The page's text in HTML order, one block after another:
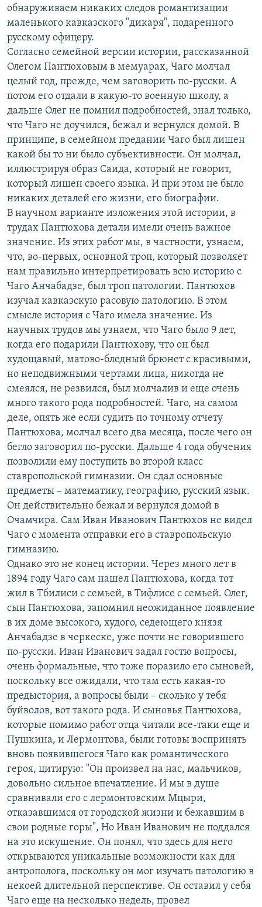
обнаруживаем никаких следов романтизации
маленького кавказского "дикаря", подаренного
русскому офицеру.
Согласно семейной версии истории, рассказанной
Олегом Пантюховым в мемуарах, Чаго молчал
целый год, прежде, чем заговорить по-русски. А
потом его отдали в какую-то военную школу, а
дальше Олег не помнил подробностей, знал только,
что Чаго не доучился, бежал и вернулся домой. В
принципе, в семейном предании Чаго был лишен
какой бы то ни было субъективности. Он молчал,
иллюстрируя образ Саида, который не говорит,
который лишен своего языка. И при этом не было
никаких деталей его жизни, его биографии.
В научном варианте изложения этой истории, в
трудах Пантюхова детали имели очень важное
значение. Из этих работ мы, в частности, узнаем,
что, во-первых, основной троп, который позволяет
нам правильно интерпретировать всю историю с
Чаго Анчабадзе, был троп патологии. Пантюхов
изучал кавказскую расовую патологию. В этом
смысле история с Чаго имела значение. Из
научных трудов мы узнаем, что Чаго было 9 лет,
когда его подарили Пантюхову, что он был
худощавый, матово-бледный брюнет с красивыми,
но неподвижными чертами лица, никогда не
смеялся, не резвился, был молчалив и еще очень
много такого рода подробностей. Чаго, на самом
деле, опять же если судить по точному отчету
Пантюхова, молчал всего два месяца, после чего он
бегло заговорил по-русски. Дальше 4 года обучения
позволили ему поступить во второй класс
ставропольской гимназии. Он сдал основные
предметы – математику, географию, русский язык.
Он действительно бежал и вернулся домой в
Очамчира. Сам Иван Иванович Пантюхов не видел
Чаго с момента отправки его в ставропольскую
гимназию.
Однако это не конец истории. Через много лет в
1894 году Чаго сам нашел Пантюхова, когда тот
жил в Тбилиси с семьей, в Тифлисе с семьей. Олег,
сын Пантюхова, запомнил неожиданное появление
в их доме высокого, худого, седеющего князя
Анчабадзе в черкеске, уже почти не говорившего
по-русски. Иван Иванович задал гостю вопросы,
очень формальные, что тоже поразило его сыновей,
поскольку все ожидали, что там есть какая-то
предыстория, а вопросы были – сколько у тебя
буйволов, вот такого рода. И сыновья Пантюхова,
которые помимо работ отца читали все-таки еще и
Пушкина, и Лермонтова, были готовы воспринять
вновь появившегося Чаго как романтического
героя, цитирую: "Он произвел на нас, мальчиков,
довольно сильное впечатление. И мы в душе
сравнивали его с лермонтовским Мцыри,
отказавшимся от городской жизни и бежавшим в
свои родные горы", Но Иван Иванович не поддался
на это искушение. Он понял, что здесь для него
открываются уникальные возможности как для
антрополога, поскольку он мог изучать патологию в
некоей длительной перспективе. Он оставил у себя
Чаго еще на несколько недель, провел